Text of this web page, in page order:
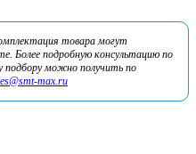
товара могут
Более подробную консультацию по
подбору можно получить по
max.ru